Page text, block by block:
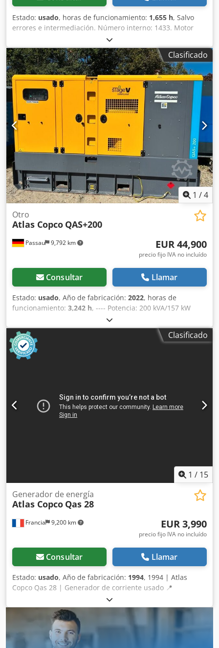
Estado: usado, horas de funcionamiento: 1,655 h, Salvo
errores e intermediación. Número interno: 1433. Motor
PERKINS. Chodpfezp Avkjx Akbea El vehículo no ha sido
reacondicionado. Posibilidad de entrega en todo el país
con un coste adicional. Salvo errores e intermediación. Con
gusto aceptaremos su vehículo como parte del pago.
Posibilidad de financiación/leasing, incluso sin entrada.
¿Tiene alguna pregunta? ¡Estaremos encantados de
asesorarle!
Clasificado
1 /4
Passau 9,792 km
Otro
Atlas Copco QAS+200
EUR 44,900
precio fijo IVA no incluído
Consultar Llamar
Estado: usado, Año de fabricación: 2022, horas de
funcionamiento: 3,242 h, ---- Potencia: 200 kVA/157 kW
Depósito de combustible: 585 litros Horas de
funcionamiento: 3242 h, año de fabricación: 12/2022
Tomas de corriente: 125-63-32-16 A + DS Interruptor
diferencial de tipo B Chedpfx Akszrkuaeboa
Clasificado
1 / 15
Francia 9,200 km
Generador de energía
Atlas Copco Qas 28
EUR 3,990
precio fijo IVA no incluído
Consultar Llamar
Estado: usado, Año de fabricación: 1994, 1994 | Atlas
Copco Qas 28 | Generador de corriente usado 📍
Ubicación: Francia 🚛 Entrega disponible en su destino –
¡Utilice nuestra calculadora de envíos para estimar los
costes de transporte! 💰 Cómprelo ahora por 4.000 EUR o
haga una oferta. Pago a la entrega disponible por una
tarifa asequible (sujeto a aprobación)* 👷‍♂️ Inspeccionado